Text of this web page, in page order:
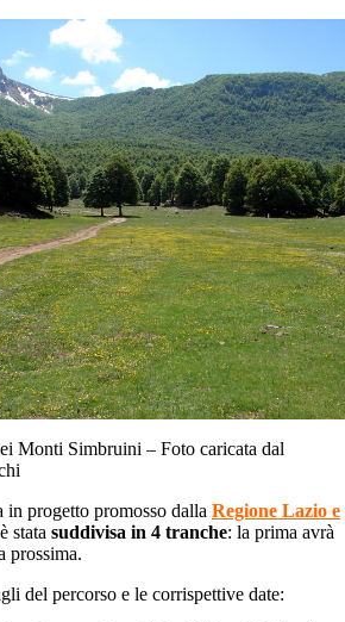
Monti Simbruini – Foto caricata dal
progetto promosso dalla Regione Lazio e
stata suddivisa in 4 tranche: la prima avrà
prossima.
del percorso e le corrispettive date: